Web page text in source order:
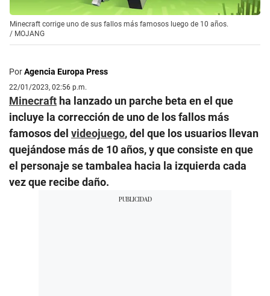
Minecraft corrige uno de sus fallos más famosos luego de 10 años.
/ MOJANG
PorAgencia Europa Press
22/01/2023, 02:56 p.m.
Minecraft ha lanzado un parche beta en el que
incluye la corrección de uno de los fallos más
famosos del videojuego, del que los usuarios llevan
quejándose más de 10 años, y que consiste en que
el personaje se tambalea hacia la izquierda cada
vez que recibe daño.